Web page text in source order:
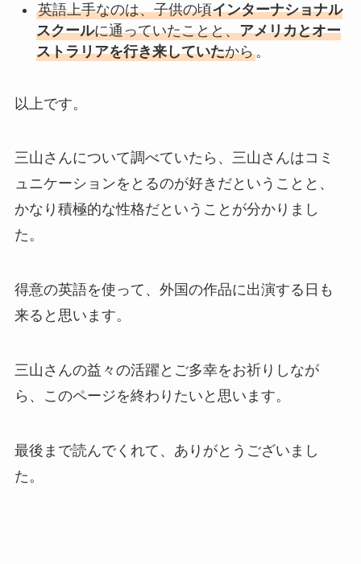
英語上手なのは、子供の頃インターナショナル
スクールに通っていたことと、アメリカとオー
ストラリアを行き来していたから。
以上です。
三山さんについて調べていたら、三山さんはコミ
ュニケーションをとるのが好きだということと、
かなり積極的な性格だということが分かりまし
た。
得意の英語を使って、外国の作品に出演する日も
来ると思います。
三山さんの益々の活躍とご多幸をお祈りしなが
ら、このページを終わりたいと思います。
最後まで読んでくれて、ありがとうございまし
た。